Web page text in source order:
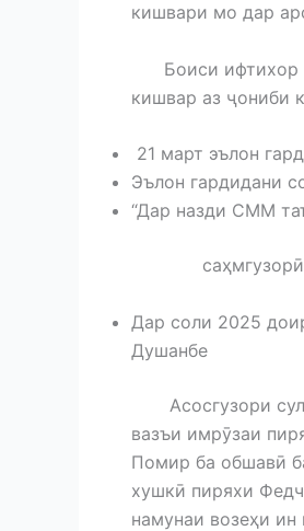
кишвари мо дар
Боиси ифтихор
кишвар аз ҷониби
21 март эълон
Эълон гардидани
“Дар назди СММ
саҳмгузорӣ
Дар соли 2025
Душанбе
Асосгузори
вазъи имрӯзаи
Помир ба обшавӣ
хушкӣ пиряхи
намунаи возеҳи